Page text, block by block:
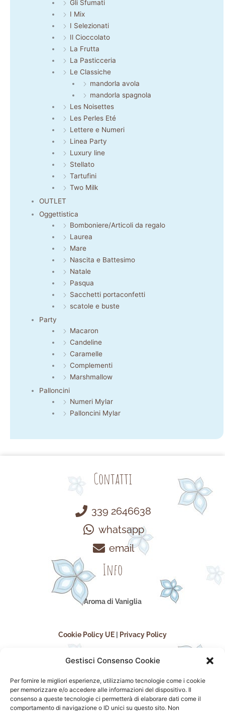
Gestisci Consenso Cookie
Per fornire le migliori esperienze, utilizziamo tecnologie come i cookie
per memorizzare e/o accedere alle informazioni del dispositivo. Il
consenso a queste tecnologie ci permetterà di elaborare dati come il
comportamento di navigazione o ID unici su questo sito. Non
Gli Sfumati
I Mix
I Selezionati
Il Cioccolato
La Frutta
La Pasticceria
Le Classiche
mandorla avola
mandorla spagnola
Les Noisettes
Les Perles Eté
Lettere e Numeri
Linea Party
Luxury line
Stellato
Tartufini
Two Milk
OUTLET
Oggettistica
Bomboniere/Articoli da regalo
Laurea
Mare
Nascita e Battesimo
Natale
Pasqua
Sacchetti portaconfetti
scatole e buste
Party
Macaron
Candeline
Caramelle
Complementi
Marshmallow
Palloncini
Numeri Mylar
Palloncini Mylar
Contatti
339 2646638
whatsapp
email
Info
Aroma di Vaniglia
Cookie Policy UE Privacy Policy